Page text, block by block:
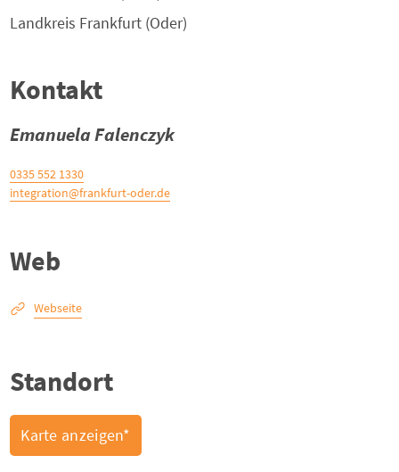
Landkreis Frankfurt (Oder)
Kontakt
Emanuela Falenczyk
0335 552 1330
integration@frankfurt-oder.de
Web
Webseite
Standort
Karte anzeigen*